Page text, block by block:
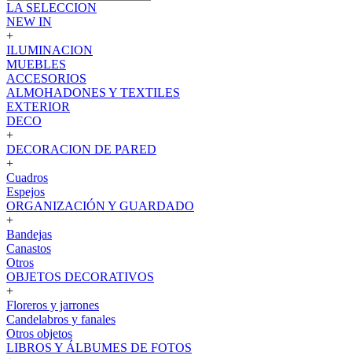
LA SELECCION
NEW IN
+
ILUMINACION
MUEBLES
ACCESORIOS
ALMOHADONES Y TEXTILES
EXTERIOR
DECO
+
DECORACION DE PARED
+
Cuadros
Espejos
ORGANIZACIÓN Y GUARDADO
+
Bandejas
Canastos
Otros
OBJETOS DECORATIVOS
+
Floreros y jarrones
Candelabros y fanales
Otros objetos
LIBROS Y ÁLBUMES DE FOTOS